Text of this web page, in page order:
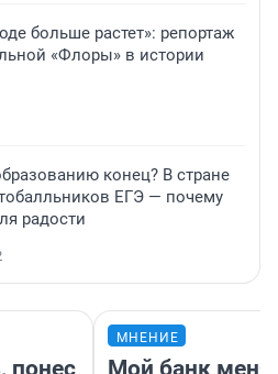
больше растет»: репортаж
«Флоры» в истории
конец? В стране
ЕГЭ — почему
радости
МНЕНИЕ